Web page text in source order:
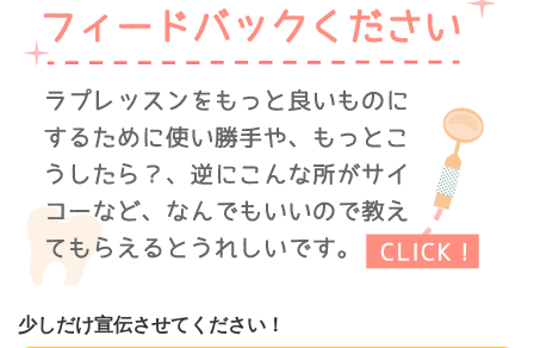
少しだけ宣伝させてください！